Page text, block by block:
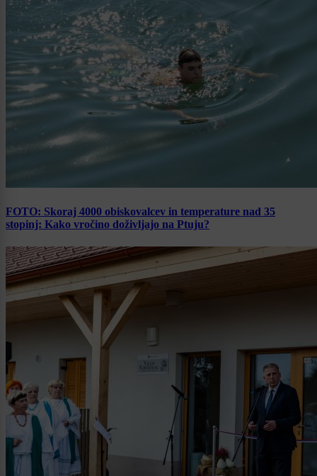
FOTO: Skoraj 4000 obiskovalcev in temperature nad 35
stopinj: Kako vročino doživljajo na Ptuju?